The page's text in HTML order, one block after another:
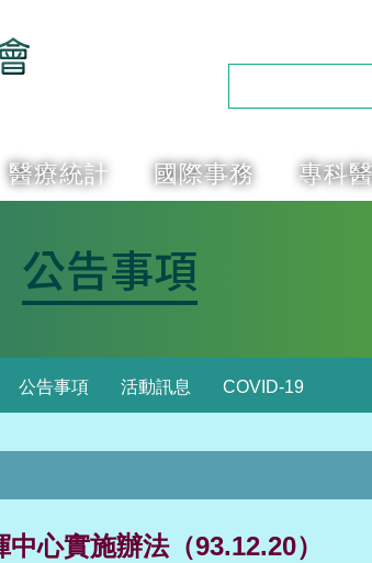
醫療統計 國際事務 專科
公告事項
公告事項 活動訊息 COVID-19
心實施辦法（93.12.20）